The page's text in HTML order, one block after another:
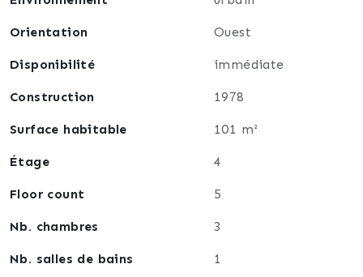
économies à court, moyen et long terme).
valorisation du secteur. Aucune procédure en cours).
Orientation Ouest
Disponibilité immédiate
Construction 1978
Surface habitable 101 m²
Étage 4
Floor count 5
Nb. chambres 3
Nb. salles de bains 1